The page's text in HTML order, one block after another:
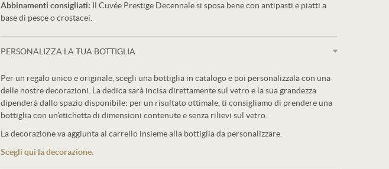
Abbinamenti consigliati: Il Cuvée Prestige Decennale si sposa bene con antipasti e piatti a
base di pesce o crostacei.
PERSONALIZZA LA TUA BOTTIGLIA
Per un regalo unico e originale, scegli una bottiglia in catalogo e poi personalizzala con una
delle nostre decorazioni. La dedica sarà incisa direttamente sul vetro e la sua grandezza
dipenderà dallo spazio disponibile: per un risultato ottimale, ti consigliamo di prendere una
bottiglia con un’etichetta di dimensioni contenute e senza rilievi sul vetro.
La decorazione va aggiunta al carrello insieme alla bottiglia da personalizzare.
Scegli qui la decorazione.